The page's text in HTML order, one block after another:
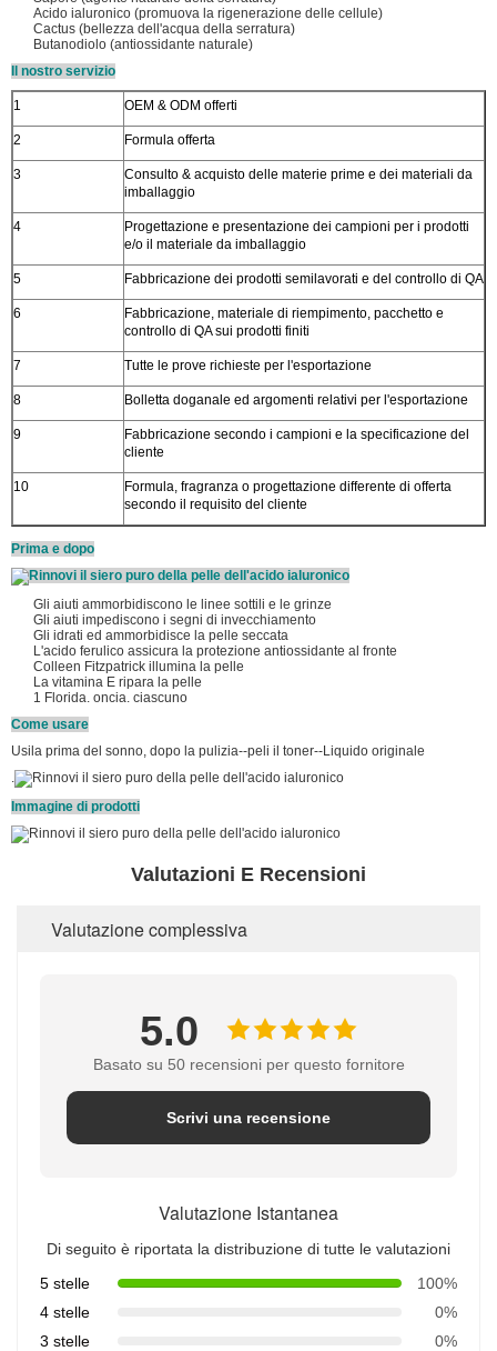
Acido ialuronico (promuova la rigenerazione delle cellule)
Cactus (bellezza dell'acqua della serratura)
Butanodiolo (antiossidante naturale)
Il nostro servizio
1 OEM & ODM offerti
2 Formula offerta
3
Consulto & acquisto delle materie prime e dei materiali da
imballaggio
4
Progettazione e presentazione dei campioni per i prodotti
e/o il materiale da imballaggio
5 Fabbricazione dei prodotti semilavorati e del controllo di QA
6
Fabbricazione, materiale di riempimento, pacchetto e
controllo di QA sui prodotti finiti
7 Tutte le prove richieste per l'esportazione
8 Bolletta doganale ed argomenti relativi per l'esportazione
9
Fabbricazione secondo i campioni e la specificazione del
cliente
10
Formula, fragranza o progettazione differente di offerta
secondo il requisito del cliente
Prima e dopo
Gli aiuti ammorbidiscono le linee sottili e le grinze
Gli aiuti impediscono i segni di invecchiamento
Gli idrati ed ammorbidisce la pelle seccata
L'acido ferulico assicura la protezione antiossidante al fronte
Colleen Fitzpatrick illumina la pelle
La vitamina E ripara la pelle
1 Florida. oncia. ciascuno
Come usare
Usila prima del sonno, dopo la pulizia--peli il toner--Liquido originale
.
Immagine di prodotti
Valutazioni E Recensioni
Valutazione complessiva
5.0
Basato su 50 recensioni per questo fornitore
Scrivi una recensione
Valutazione Istantanea
Di seguito è riportata la distribuzione di tutte le valutazioni
5 stelle
100%
4 stelle
0%
3 stelle
0%